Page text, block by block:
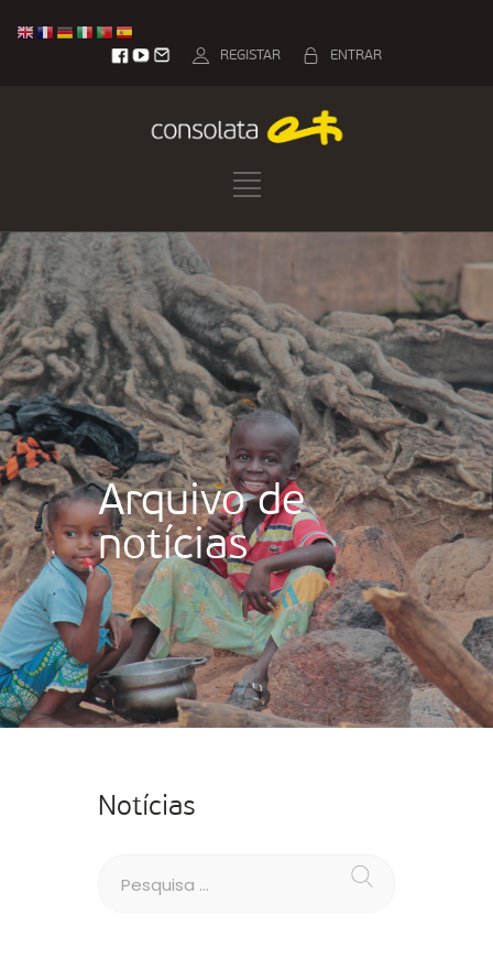
ENTRAR
REGISTAR
Arquivo de
notícias
Notícias